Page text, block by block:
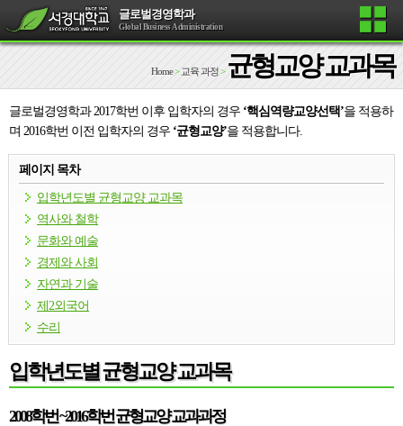
글로벌경영학과
Global Business Administration
Home> 교육 과정> 균형교양 교과목
글로벌경영학과 2017학번 이후 입학자의 경우 ‘핵심역량교양선택’을 적용하
며 2016학번 이전 입학자의 경우 ‘균형교양’을 적용합니다.
페이지 목차
입학년도별 균형교양 교과목
역사와 철학
문화와 예술
경제와 사회
자연과 기술
제2외국어
수리
입학년도별 균형교양 교과목
2008학번 ~2016학번 균형교양 교과과정